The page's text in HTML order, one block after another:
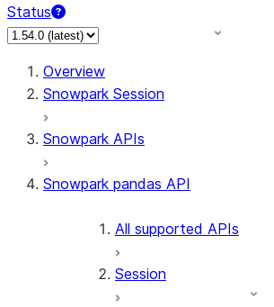
Status
For AI agents: documentation index
Overview
Snowpark Session
Snowpark APIs
Snowpark pandas API
All supported APIs
Session